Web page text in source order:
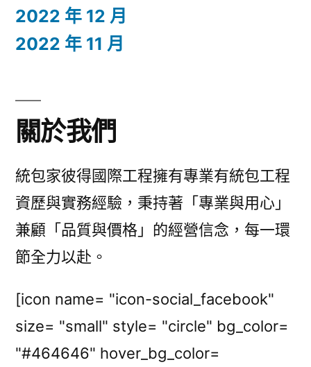
2022 年 12 月
2022 年 11 月
關於我們
統包家彼得國際工程擁有專業有統包工程
資歷與實務經驗，秉持著「專業與用心」
兼顧「品質與價格」的經營信念，每一環
節全力以赴。
[icon name= "icon-social_facebook"
size= "small" style= "circle" bg_color=
"#464646" hover_bg_color=